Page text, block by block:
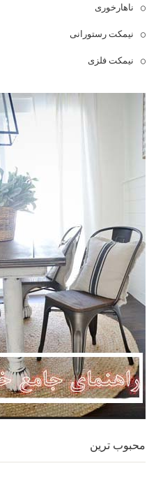
ناهارخوری
نیمکت رستورانی
نیمکت فلزی
محبوب ترین